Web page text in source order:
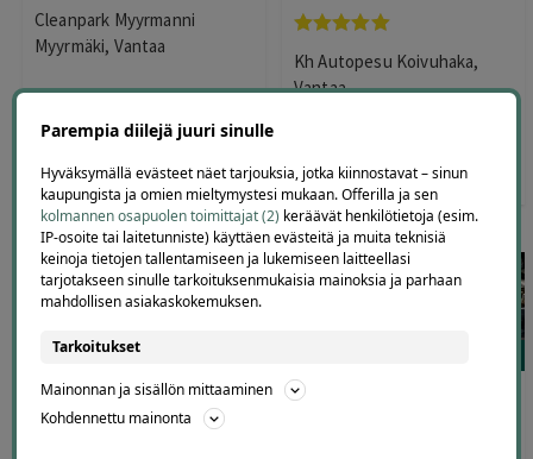
Cleanpark Myyrmanni
Myyrmäki, Vantaa
250,00€ 99,00 €
tuotteesta:
5.00/ 5
Kh Autopesu Koivuhaka,
Vantaa
14,90 €
Auton käsinpesu,
sisäpuhdistus sekä kevyt- tai
Autopesu ja autohuolto
Parempia diilejä juuri sinulle
Hyväksymällä evästeet näet tarjouksia, jotka kiinnostavat – sinun
kaupungista ja omien mieltymystesi mukaan. Offerilla ja sen
kolmannen osapuolen toimittajat (2) keräävät henkilötietoja (esim.
IP-osoite tai laitetunniste) käyttäen evästeitä ja muita teknisiä
keinoja tietojen tallentamiseen ja lukemiseen laitteellasi
tarjotakseen sinulle tarkoituksenmukaisia mainoksia ja parhaan
mahdollisen asiakaskokemuksen.
Tarkoitukset
Mainonnan ja sisällön mittaaminen
Kohdennettu mainonta